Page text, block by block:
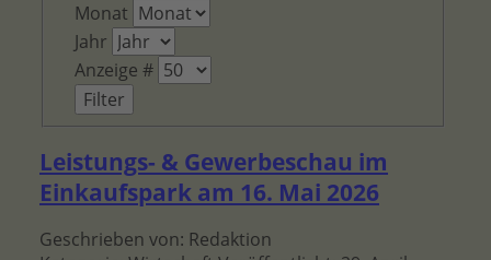
Monat
Jahr
Anzeige #
Filter
Leistungs- & Gewerbeschau im
Einkaufspark am 16. Mai 2026
Geschrieben von: Redaktion